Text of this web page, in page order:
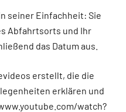
seiner Einfachheit: Sie
Abfahrtsorts und Ihr
das Datum aus.
erstellt, die die
erklären und
watch?